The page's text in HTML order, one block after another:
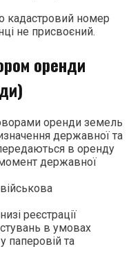
кадастровий номер
не присвоєний.
оренди
оренди земель
державної та
в оренду
державної
реєстрації
в умовах
паперовій та